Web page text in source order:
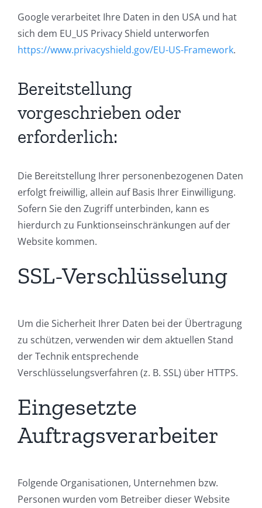
Google verarbeitet Ihre Daten in den USA und hat
sich dem EU_US Privacy Shield unterworfen
https://www.privacyshield.gov/EU-US-Framework.
Bereitstellung
vorgeschrieben oder
erforderlich:
Die Bereitstellung Ihrer personenbezogenen Daten
erfolgt freiwillig, allein auf Basis Ihrer Einwilligung.
Sofern Sie den Zugriff unterbinden, kann es
hierdurch zu Funktionseinschränkungen auf der
Website kommen.
SSL-Verschlüsselung
Um die Sicherheit Ihrer Daten bei der Übertragung
zu schützen, verwenden wir dem aktuellen Stand
der Technik entsprechende
Verschlüsselungsverfahren (z. B. SSL) über HTTPS.
Eingesetzte
Auftragsverarbeiter
Folgende Organisationen, Unternehmen bzw.
Personen wurden vom Betreiber dieser Website